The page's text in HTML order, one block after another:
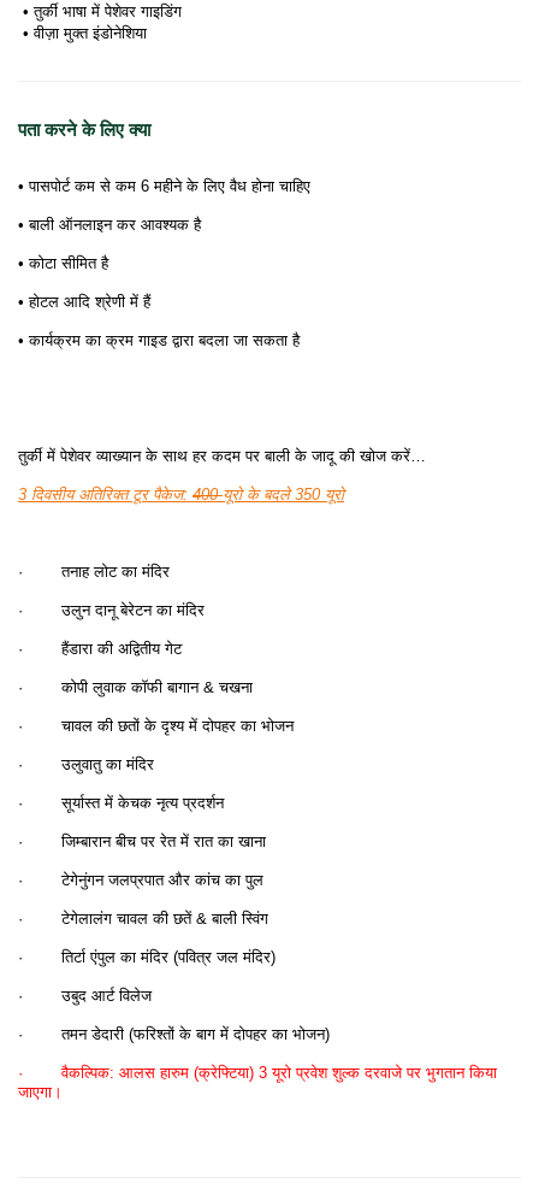
• तुर्की भाषा में पेशेवर गाइडिंग
• वीज़ा मुक्त इंडोनेशिया
पता करने के लिए क्या
• पासपोर्ट कम से कम 6 महीने के लिए वैध होना चाहिए
• बाली ऑनलाइन कर आवश्यक है
• कोटा सीमित है
• होटल आदि श्रेणी में हैं
• कार्यक्रम का क्रम गाइड द्वारा बदला जा सकता है
तुर्की में पेशेवर व्याख्यान के साथ हर कदम पर बाली के जादू की खोज करें…
3 दिवसीय अतिरिक्त टूर पैकेज: 400यूरो के बदले 350 यूरो
· तनाह लोट का मंदिर
· उलुन दानू बेरेटन का मंदिर
· हैंडारा की अद्वितीय गेट
· कोपी लुवाक कॉफी बागान & चखना
· चावल की छतों के दृश्य में दोपहर का भोजन
· उलुवातु का मंदिर
· सूर्यास्त में केचक नृत्य प्रदर्शन
· जिम्बारान बीच पर रेत में रात का खाना
· टेगेनुंगन जलप्रपात और कांच का पुल
· टेगेलालंग चावल की छतें & बाली स्विंग
· तिर्टा एंपुल का मंदिर (पवित्र जल मंदिर)
· उबुद आर्ट विलेज
· तमन डेदारी (फरिश्तों के बाग में दोपहर का भोजन)
· वैकल्पिक: आलस हारुम (क्रेफ्टिया) 3 यूरो प्रवेश शुल्क दरवाजे पर भुगतान किया
जाएगा।